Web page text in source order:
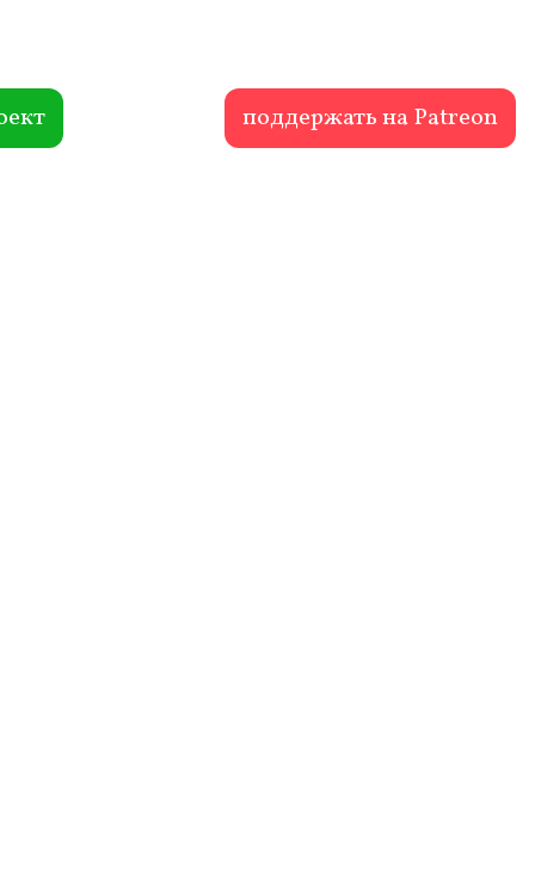
поддержать на Patreon